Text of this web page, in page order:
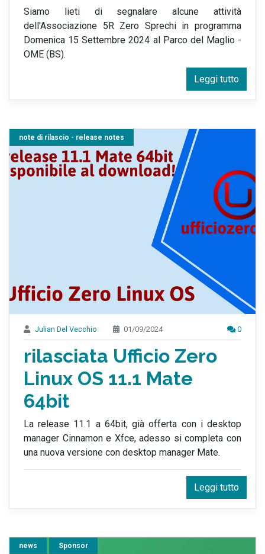
Siamo lieti di segnalare alcune attività
dell'Associazione 5R Zero Sprechi in programma
Domenica 15 Settembre 2024 al Parco del Maglio -
OME (BS).
Leggi tutto
note di rilascio - release notes
Julian Del Vecchio 01/09/2024 0
rilasciata Ufficio Zero
Linux OS 11.1 Mate
64bit
La release 11.1 a 64bit, già offerta con i desktop
manager Cinnamon e Xfce, adesso si completa con
una nuova versione con desktop manager Mate.
Leggi tutto
news Sponsor